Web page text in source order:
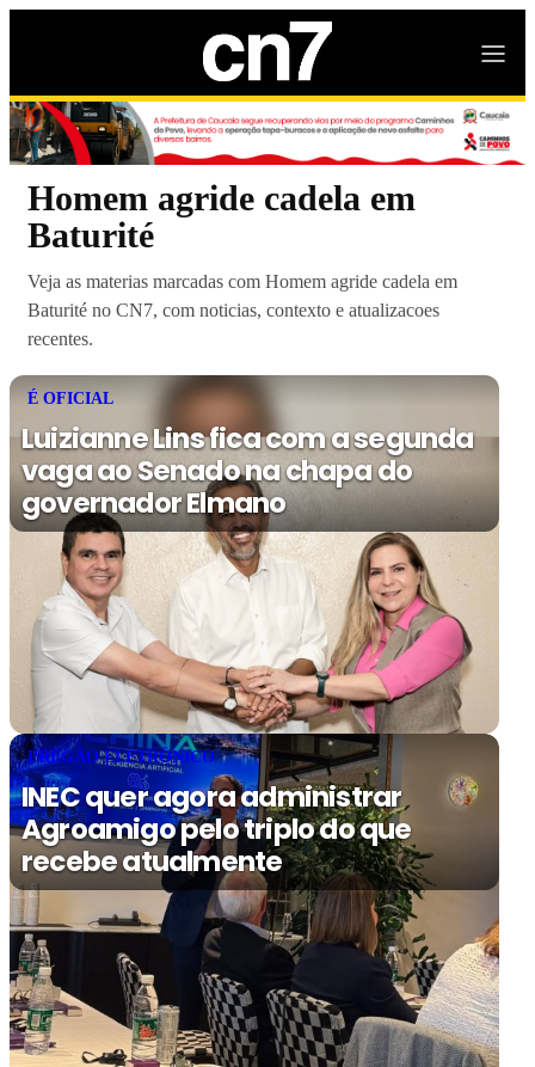
Homem agride cadela em
Baturité
Veja as materias marcadas com Homem agride cadela em
Baturité no CN7, com noticias, contexto e atualizacoes
recentes.
É OFICIAL
Luizianne Lins fica com a segunda
vaga ao Senado na chapa do
governador Elmano
PREGÃO ELETRÔNICO
INEC quer agora administrar
Agroamigo pelo triplo do que
recebe atualmente